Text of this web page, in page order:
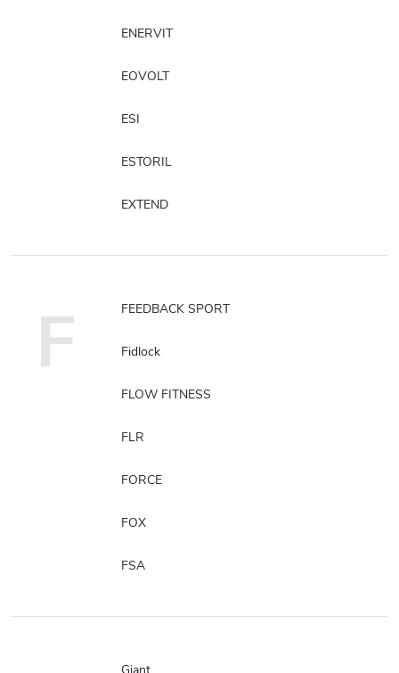
ENERVIT
EOVOLT
ESI
ESTORIL
EXTEND
F FEEDBACK SPORT
Fidlock
FLOW FITNESS
FLR
FORCE
FOX
FSA
Giant